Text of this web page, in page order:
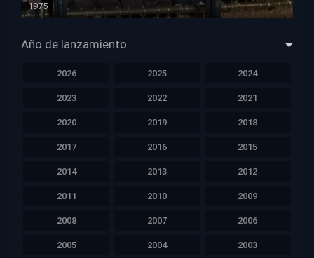
1975
HD 1080p
Año de lanzamiento
2026 2025 2024
2023 2022 2021
2020 2019 2018
2017 2016 2015
2014 2013 2012
2011 2010 2009
2008 2007 2006
2005 2004 2003